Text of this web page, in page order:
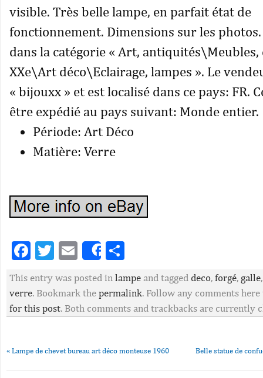
visible. Très belle lampe, en parfait état de
fonctionnement. Dimensions sur les
dans la catégorie « Art,
XXe\Art déco\Eclairage, lampes ». Le
« bijouxx » et est localisé dans ce pays: FR.
être expédié au pays suivant: Monde entier.
Période: Art Déco
Matière: Verre
Facebook
Twitter
EmailShare
This entry was posted in lampe and tagged deco, forgé, galle
verre. Bookmark the permalink. Follow any comments
for this post. Both comments and trackbacks are currently
« Lampe de chevet bureau art déco monteuse 1960 Belle statue de